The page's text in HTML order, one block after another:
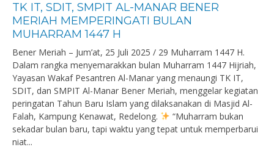
TK IT, SDIT, SMPIT AL-MANAR BENER
MERIAH MEMPERINGATI BULAN
MUHARRAM 1447 H
Bener Meriah – Jum’at, 25 Juli 2025 / 29 Muharram 1447 H.
Dalam rangka menyemarakkan bulan Muharram 1447 Hijriah,
Yayasan Wakaf Pesantren Al-Manar yang menaungi TK IT,
SDIT, dan SMPIT Al-Manar Bener Meriah, menggelar kegiatan
peringatan Tahun Baru Islam yang dilaksanakan di Masjid Al-
Falah, Kampung Kenawat, Redelong.
“Muharram bukan
sekadar bulan baru, tapi waktu yang tepat untuk memperbarui
niat...